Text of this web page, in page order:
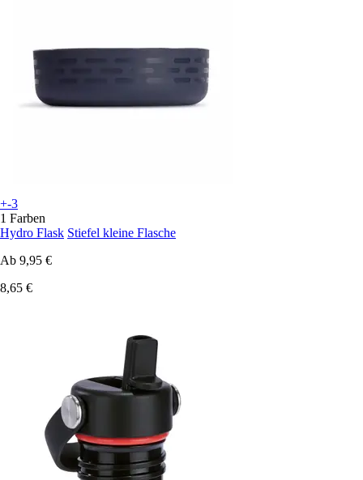
+-3
1 Farben
Hydro Flask Stiefel kleine Flasche
Ab 9,95 €
8,65 €